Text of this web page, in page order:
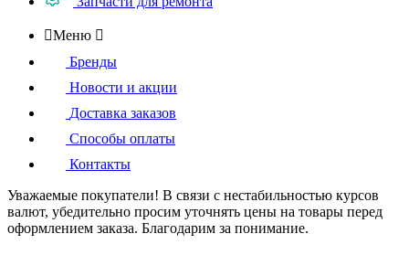
Меню 
Бренды
Новости и акции
Доставка заказов
Способы оплаты
Контакты
Уважаемые покупатели! В связи с нестабильностью курсов
валют, убедительно просим уточнять цены на товары перед
оформлением заказа. Благодарим за понимание.